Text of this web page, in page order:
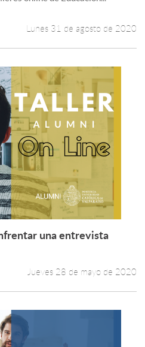
Lunes 31 de agosto de 2020
Leer más +
una entrevista
Jueves 28 de mayo de 2020